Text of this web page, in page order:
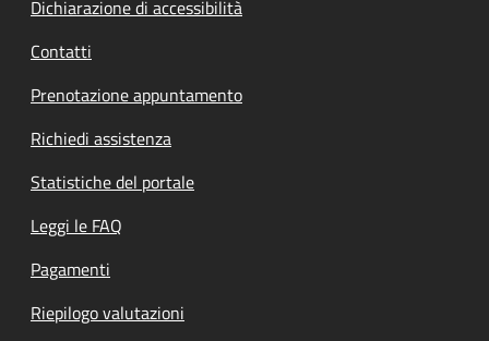
Dichiarazione di accessibilità
Contatti
Prenotazione appuntamento
Richiedi assistenza
Statistiche del portale
Leggi le FAQ
Pagamenti
Riepilogo valutazioni